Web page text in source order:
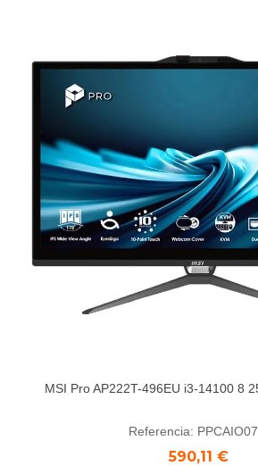
MSI Pro AP222T-496EU i3-14100 8
Referencia:
590,11 €